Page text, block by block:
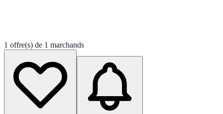
1 offre(s) de 1 marchands